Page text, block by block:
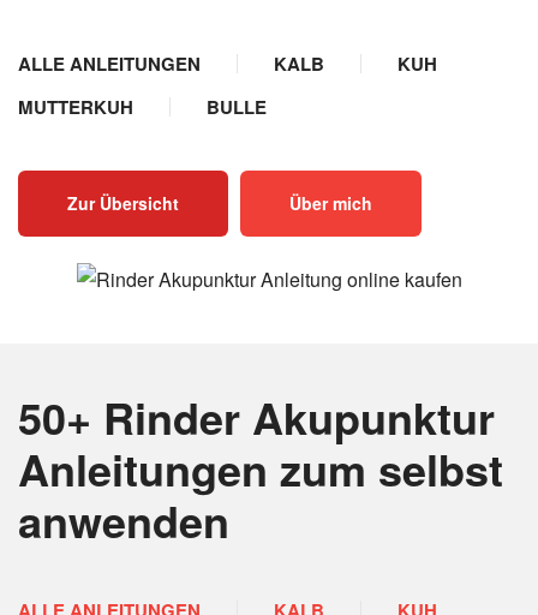
ALLE ANLEITUNGEN KALB
KUH
MUTTERKUH
BULLE
Zur Übersicht Über mich
50+ Rinder Akupunktur
Anleitungen zum selbst
anwenden